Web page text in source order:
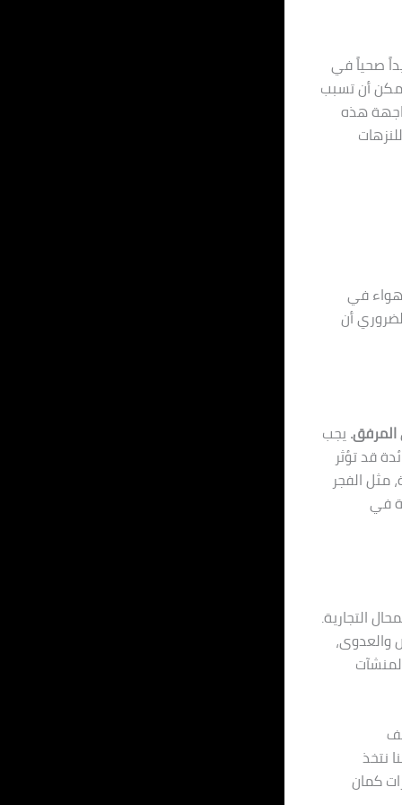
صحياً في
يمكن أن تسبب
هذه
في
أن
المرفق. يجب
قد تؤثر
مثل الفجر
في
التجارية.
والعدوى،
نتخذ
كمان